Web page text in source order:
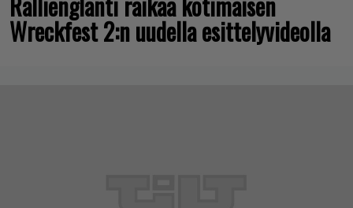
Wreckfest 2:n uudella esittelyvideolla